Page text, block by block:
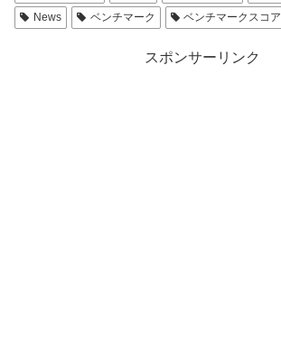
News
ベンチマーク ベンチマークスコア
スポンサーリンク